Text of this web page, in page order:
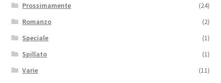
Prossimamente
(24)
Romanzo
(2)
Speciale
(1)
Spillato
(1)
Varie
(11)